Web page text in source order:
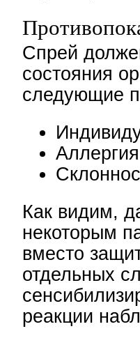
Спрей
состояния
следующие
Как видим,
некоторым
вместо
отдельных
реакции